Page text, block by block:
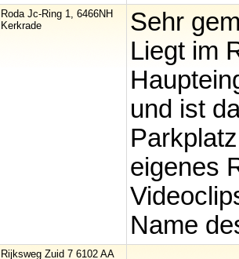
Roda Jc-Ring 1, 6466NH
Kerkrade
Sehr
Liegt im
und ist
eigenes
Name
Rijksweg Zuid 7 6102 AA